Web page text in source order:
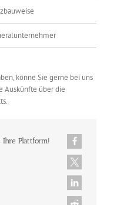
könne Sie gerne bei uns
Auskünfte über die
Ihre Plattform!